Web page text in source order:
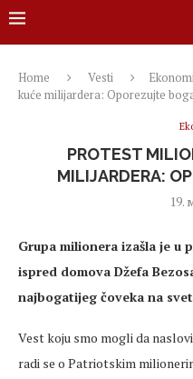
Home Vesti
kuće milijardera: Oporezujte
PROTEST
MILIJARDERA:
19.
Grupa milionera izašla je u
ispred domova Džefa
najbogatijeg čoveka na
Vest koju smo mogli da
radi se o Patriotskim